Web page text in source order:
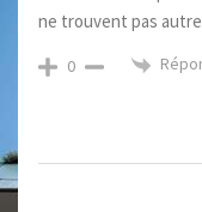
ne trouvent pas
0